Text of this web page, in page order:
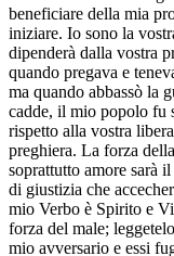
beneficiare della mia
iniziare. Io sono la
dipenderà dalla vostra
quando pregava e
ma quando abbassò la
cadde, il mio popolo fu
rispetto alla vostra
preghiera. La forza
soprattutto amore sarà
di giustizia che
mio Verbo è Spirito e
forza del male;
mio avversario e essi